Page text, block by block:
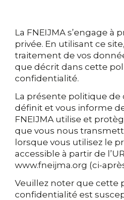
La FNEIJMA s’engage à
privée. En utilisant ce
traitement de vos
que décrit dans cette
confidentialité.
La présente politique
définit et vous informe
FNEIJMA utilise et
que vous nous
lorsque vous utilisez le
accessible à partir de
www.fneijma.org (ci-après
Veuillez noter que cette
confidentialité est